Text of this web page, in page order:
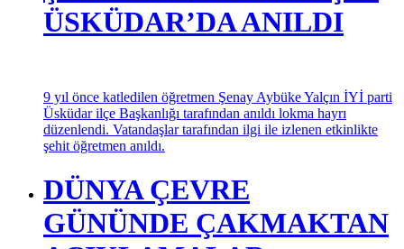
İyi Parti İstanbul İL Başkanı Yücel Coşkun 10 Haziran günü
Üsküdar İlçe teşkilatını ziyaret etti beraber gündemi
ŞENAY AYBÜKE YALÇIN
ÜSKÜDAR’DA ANILDI
9 yıl önce katledilen öğretmen Şenay Aybüke Yalçın İYİ parti
Üsküdar ilçe Başkanlığı tarafından anıldı lokma hayrı
düzenlendi. Vatandaşlar tarafından ilgi ile izlenen etkinlikte